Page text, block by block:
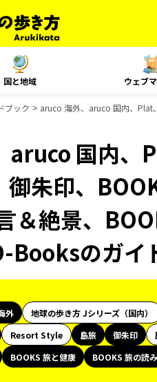
国と地域 ウェブ
ブック aruco 海外、aruco 国内、Plat
aruco 国内、
御朱印、
＆絶景、
Booksのガイ
外 地球の歩き方 Jシリーズ（国内）
Resort Style 島旅 御朱印
BOOKS 旅と健康 BOOKS 旅の読